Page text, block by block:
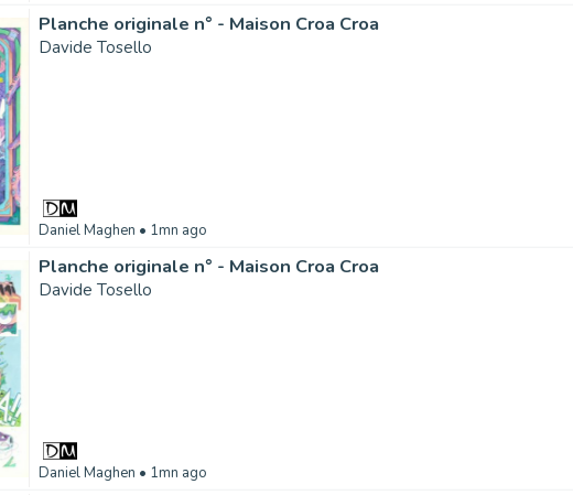
Planche originale n° - Maison Croa Croa
Davide Tosello
Daniel Maghen • 1mn ago
Planche originale n° - Maison Croa Croa
Davide Tosello
Daniel Maghen • 1mn ago